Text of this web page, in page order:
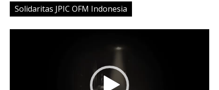
Solidaritas JPIC OFM Indonesia